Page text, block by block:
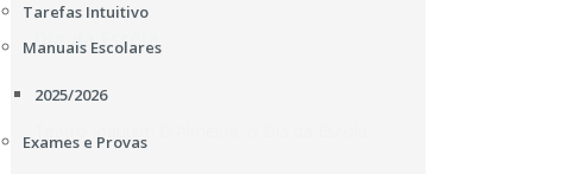
Tarefas Intuitivo
Manuais Escolares
2025/2026
Exames e Provas
Dia da Escola
no passado dia 22 de janeiro , no Cinema